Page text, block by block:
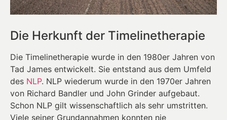
Die Herkunft der Timelinetherapie
Die Timelinetherapie wurde in den 1980er Jahren von
Tad James entwickelt. Sie entstand aus dem Umfeld
des NLP. NLP wiederum wurde in den 1970er Jahren
von Richard Bandler und John Grinder aufgebaut.
Schon NLP gilt wissenschaftlich als sehr umstritten.
Viele seiner Grundannahmen konnten nie